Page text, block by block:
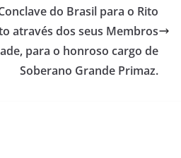
do Brasil para o Rito
através dos seus Membros
para o honroso cargo de
Soberano Grande Primaz.